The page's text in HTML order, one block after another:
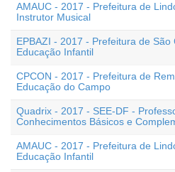
AMAUC - 2017 - Prefeitura de
Instrutor Musical
EPBAZI - 2017 - Prefeitura de
Educação Infantil
CPCON - 2017 - Prefeitura de
Educação do Campo
Quadrix - 2017 - SEE-DF -
Conhecimentos Básicos e
AMAUC - 2017 - Prefeitura de
Educação Infantil